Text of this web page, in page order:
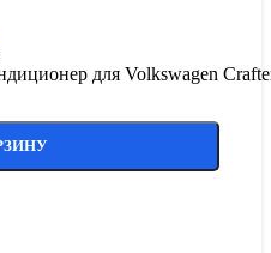
для Volkswagen